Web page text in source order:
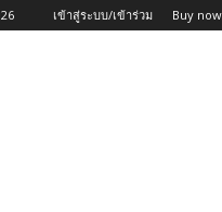
เข้าสู่ระบบ/เข้าร่วม Buy